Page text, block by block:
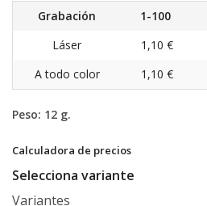
Grabación 1-100
Láser
1,10 €
A todo color
1,10 €
Peso: 12 g.
Calculadora de precios
Selecciona variante
Variantes